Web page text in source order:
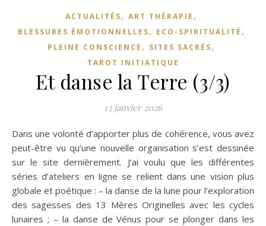
ACTUALITÉS, ART THÉRAPIE ,
BLESSURES ÉMOTIONNELLES, ECO-SPIRITUALITÉ ,
PLEINE CONSCIENCE , SITES SACRÉS,
TAROT INITIATIQUE
Et danse la Terre (3/3)
13 janvier 2026
Dans une volonté d’apporter plus de cohérence, vous avez
peut-être vu qu’une nouvelle organisation s’est dessinée
sur le site dernièrement. J’ai voulu que les différentes
séries d’ateliers en ligne se relient dans une vision plus
globale et poétique : – la danse de la lune pour l’exploration
des sagesses des 13 Mères Originelles avec les cycles
lunaires ; – la danse de Vénus pour se plonger dans les